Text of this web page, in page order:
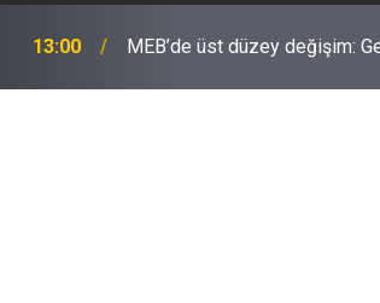
13:00 MEB’de üst düzey değişim: